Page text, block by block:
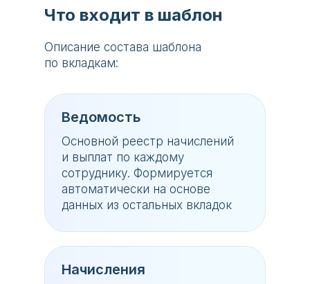
Описание состава шаблона
по вкладкам:
Что входит в шаблон
Начисления
Ведомость
Основной реестр начислений
и выплат по каждому
сотруднику. Формируется
автоматически на основе
данных из остальных вкладок